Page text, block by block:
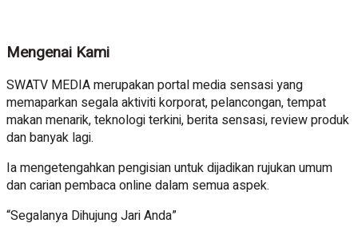
Mengenai Kami
SWATV MEDIA merupakan portal media sensasi yang
memaparkan segala aktiviti korporat, pelancongan, tempat
makan menarik, teknologi terkini, berita sensasi, review produk
dan banyak lagi.
Ia mengetengahkan pengisian untuk dijadikan rujukan umum
dan carian pembaca online dalam semua aspek.
“Segalanya Dihujung Jari Anda”